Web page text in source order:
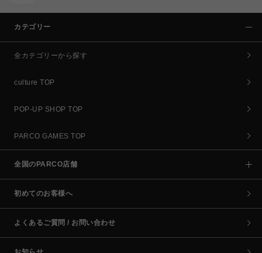
カテゴリー
全カテゴリーから探す
culture TOP
POP-UP SHOP TOP
PARCO GAMES TOP
全国のPARCO店舗
初めてのお客様へ
よくあるご質問 / お問い合わせ